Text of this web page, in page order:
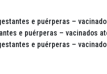
e puérperas –
e puérperas – vacinados
e puérperas –